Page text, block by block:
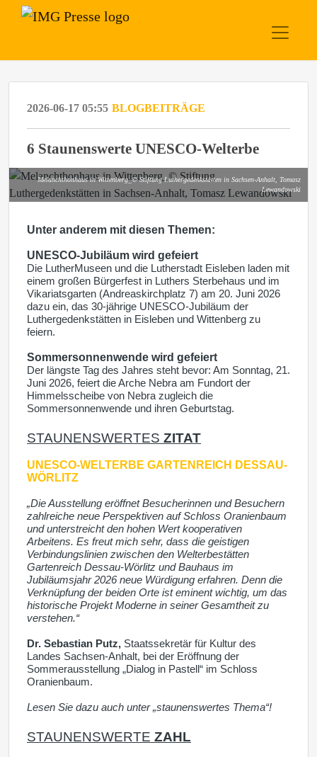
2026-06-17 05:55 BLOGBEITRÄGE
6 Staunenswerte UNESCO-Welterbe
Melanchthonhaus in Wittenberg_© Stiftung Luthergedenkstätten in Sachsen-Anhalt, Tomasz
Lewandowski
Unter anderem mit diesen Themen:
UNESCO-Jubiläum wird gefeiert
Die LutherMuseen und die Lutherstadt Eisleben laden mit
einem großen Bürgerfest in Luthers Sterbehaus und im
Vikariatsgarten (Andreaskirchplatz 7) am 20. Juni 2026
dazu ein, das 30-jährige UNESCO-Jubiläum der
Luthergedenkstätten in Eisleben und Wittenberg zu
feiern.
Sommersonnenwende wird gefeiert
Der längste Tag des Jahres steht bevor: Am Sonntag, 21.
Juni 2026, feiert die Arche Nebra am Fundort der
Himmelsscheibe von Nebra zugleich die
Sommersonnenwende und ihren Geburtstag.
STAUNENSWERTES ZITAT
UNESCO-WELTERBE GARTENREICH DESSAU-
WÖRLITZ
„Die Ausstellung eröffnet Besucherinnen und Besuchern
zahlreiche neue Perspektiven auf Schloss Oranienbaum
und unterstreicht den hohen Wert kooperativen
Arbeitens. Es freut mich sehr, dass die geistigen
Verbindungslinien zwischen den Welterbestätten
Gartenreich Dessau-Wörlitz und Bauhaus im
Jubiläumsjahr 2026 neue Würdigung erfahren. Denn die
Verknüpfung der beiden Orte ist eminent wichtig, um das
historische Projekt Moderne in seiner Gesamtheit zu
verstehen.“
Dr. Sebastian Putz, Staatssekretär für Kultur des
Landes Sachsen-Anhalt, bei der Eröffnung der
Sommerausstellung „Dialog in Pastell“ im Schloss
Oranienbaum.
Lesen Sie dazu auch unter „staunenswertes Thema“!
STAUNENSWERTE ZAHL